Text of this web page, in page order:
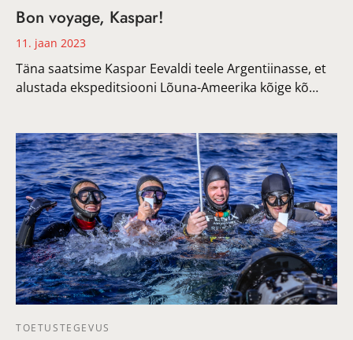
Bon voyage, Kaspar!
11. jaan 2023
Täna saatsime Kaspar Eevaldi teele Argentiinasse, et
alustada ekspeditsiooni Lõuna-Ameerika kõige kõ…
TOETUSTEGEVUS